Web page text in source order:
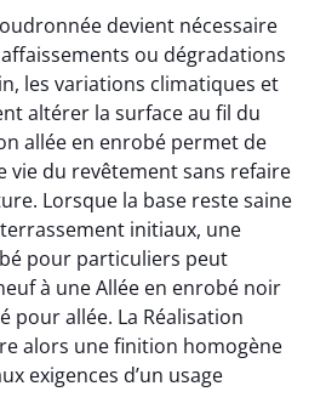
devient nécessaire
ou dégradations
les variations climatiques et
altérer la surface au fil du
allée en enrobé permet de
vie du revêtement sans refaire
Lorsque la base reste saine
initiaux, une
pour particuliers peut
à une Allée en enrobé noir
pour allée. La Réalisation
alors une finition homogène
exigences d’un usage